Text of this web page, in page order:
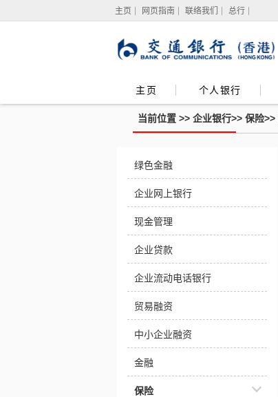
主页 网页指南 联络我们 总行
主页 个人银行
当前位置 >> 企业银行>> 保险>>
绿色金融
企业网上银行
现金管理
企业贷款
企业流动电话银行
贸易融资
中小企业融资
金融
保险